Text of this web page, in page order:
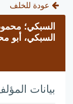
عودة للخلف
السبكي؛
السبكي، أبو
بيانات